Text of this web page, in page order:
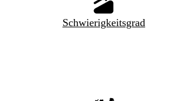
Schwierigkeitsgrad